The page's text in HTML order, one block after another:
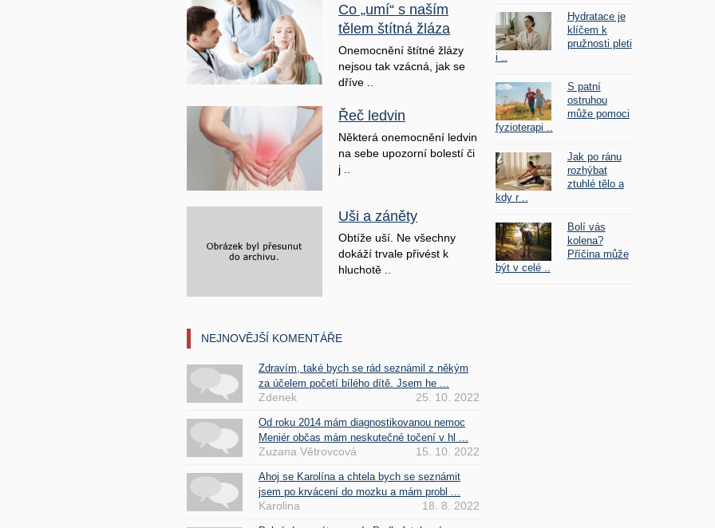
Co „umí“ s naším
tělem štítná žláza
Onemocnění štítné žlázy
nejsou tak vzácná, jak se
dříve ..
Řeč ledvin
Některá onemocnění ledvin
na sebe upozorní bolestí či
j ..
Uši a záněty
Obtíže uší. Ne všechny
dokáží trvale přivést k
hluchotě ..
NEJNOVĚJŠÍ KOMENTÁŘE
Zdravím, také bych se rád seznámil z někým
za účelem početí bílého dítě. Jsem he ...
Zdenek 25. 10. 2022
Od roku 2014 mám diagnostikovanou nemoc
Meniér občas mám neskutečné točení v hl ...
Zuzana Větrovcová 15. 10. 2022
Ahoj se Karolína a chtela bych se seznámit
jsem po krvácení do mozku a mám probl ...
Karolina 18. 8. 2022
Hydratace je
klíčem k
pružnosti pleti
i ..
S patní
ostruhou
může pomoci
fyzioterapi ..
Jak po ránu
rozhýbat
ztuhlé tělo a
kdy r ..
Bolí vás
kolena?
Příčina může
být v celé ..